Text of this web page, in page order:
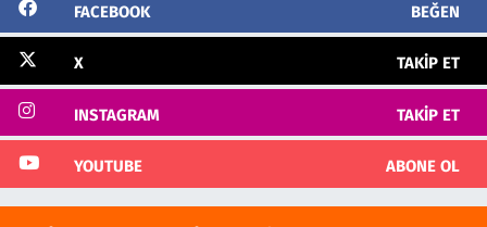
FACEBOOK BEĞEN
X TAKIP ET
INSTAGRAM TAKIP ET
YOUTUBE ABONE OL